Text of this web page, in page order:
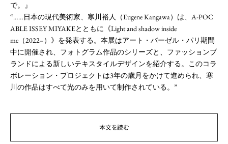
で。』
“……日本の現代美術家、寒川裕人（Eugene Kangawa）は、A-POC
ABLE ISSEY MIYAKEとともに《Light and shadow inside
me（2022–）》を発表する。本展はアート・バーゼル・パリ期間
中に開催され、フォトグラム作品のシリーズと、ファッションブ
ランドによる新しいテキスタイルデザインを紹介する。このコラ
ボレーション・プロジェクトは3年の歳月をかけて進められ、寒
川の作品はすべて光のみを用いて制作されている。”
本文を読む